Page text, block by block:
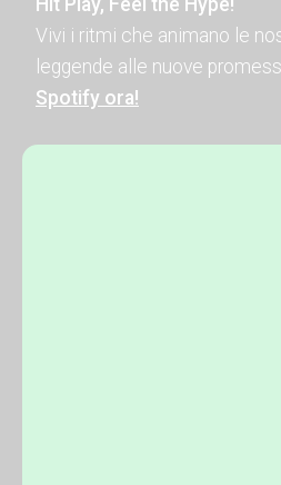
Vivi i ritmi che animano le
leggende alle nuove
Spotify ora!